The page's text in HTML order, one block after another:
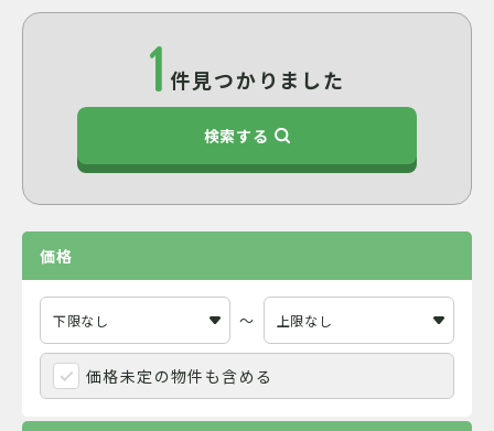
1 件見つかりました
検索する
価格
～
価格未定の物件も含める